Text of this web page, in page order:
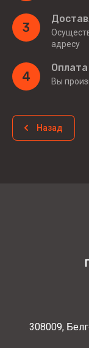
3
адресу
4
Оплата
Вы
Назад
308009,